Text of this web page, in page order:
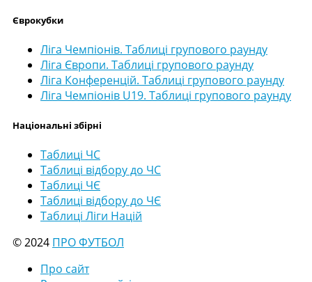
Єврокубки
Ліга Чемпіонів. Таблиці групового раунду
Ліга Європи. Таблиці групового раунду
Ліга Конференцій. Таблиці групового раунду
Ліга Чемпіонів U19. Таблиці групового раунду
Національні збірні
Таблиці ЧС
Таблиці відбору до ЧС
Таблиці ЧЄ
Таблиці відбору до ЧЄ
Таблиці Ліги Націй
© 2024 ПРО ФУТБОЛ
Про сайт